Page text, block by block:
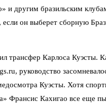
и другим бразильским
если он выберет сборную
трансфер Карлоса Куэсты.
руководство
Куэсты. Хотя
Франсис Кахигао все еще